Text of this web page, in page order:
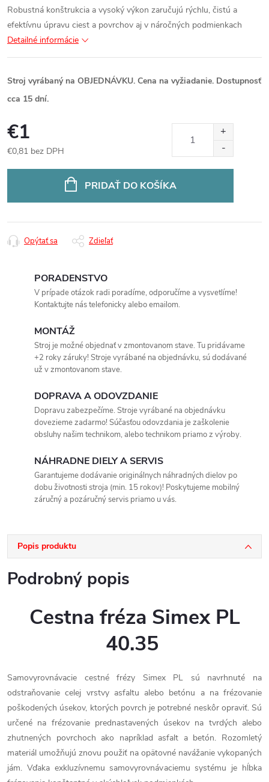
Robustná konštrukcia a vysoký výkon zaručujú rýchlu, čistú a
efektívnu úpravu ciest a povrchov aj v náročných podmienkach
Detailné informácie
Stroj vyrábaný na OBJEDNÁVKU. Cena na vyžiadanie. Dostupnosť
cca 15 dní.
€1
€0,81 bez DPH
PRIDAŤ DO KOŠÍKA
Opýtať sa Zdieľať
PORADENSTVO
V prípade otázok radi poradíme, odporučíme a vysvetlíme!
Kontaktujte nás telefonicky alebo emailom.
MONTÁŽ
Stroj je možné objednať v zmontovanom stave. Tu pridávame
+2 roky záruky! Stroje vyrábané na objednávku, sú dodávané
už v zmontovanom stave.
DOPRAVA A ODOVZDANIE
Dopravu zabezpečíme. Stroje vyrábané na objednávku
dovezieme zadarmo! Súčasťou odovzdania je zaškolenie
obsluhy našim technikom, alebo technikom priamo z výroby.
NÁHRADNE DIELY A SERVIS
Garantujeme dodávanie originálnych náhradných dielov po
dobu životnosti stroja (min. 15 rokov)! Poskytujeme mobilný
záručný a pozáručný servis priamo u vás.
Popis produktu
Podrobný popis
Cestna fréza Simex PL
40.35
Samovyrovnávacie cestné frézy Simex PL sú navrhnuté na
odstraňovanie celej vrstvy asfaltu alebo betónu a na frézovanie
poškodených úsekov, ktorých povrch je potrebné neskôr opraviť. Sú
určené na frézovanie prednastavených úsekov na tvrdých alebo
zhutnených povrchoch ako napríklad asfalt a betón. Rozomletý
materiál umožňujú znovu použiť na opätovné navážanie vykopaných
jám. Vďaka exkluzívnemu samovyrovnávaciemu systému je hĺbka